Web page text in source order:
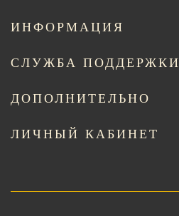
ИНФОРМАЦИЯ
СЛУЖБА ПОДДЕРЖКИ
ДОПОЛНИТЕЛЬНО
ЛИЧНЫЙ КАБИНЕТ